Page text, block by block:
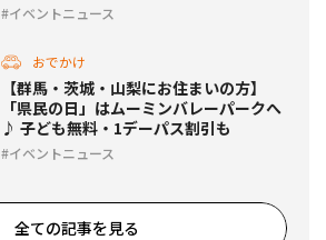
イベントニュース
おでかけ
【群馬・茨城・山梨にお住まいの方】
「県民の日」はムーミンバレーパークへ
♪ 子ども無料・1デーパス割引も
イベントニュース
全ての記事を見る